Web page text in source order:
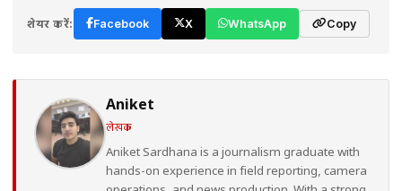
शेयर करें: Facebook X WhatsApp Copy
Aniket
लेखक
Aniket Sardhana is a journalism graduate with
hands-on experience in field reporting, camera